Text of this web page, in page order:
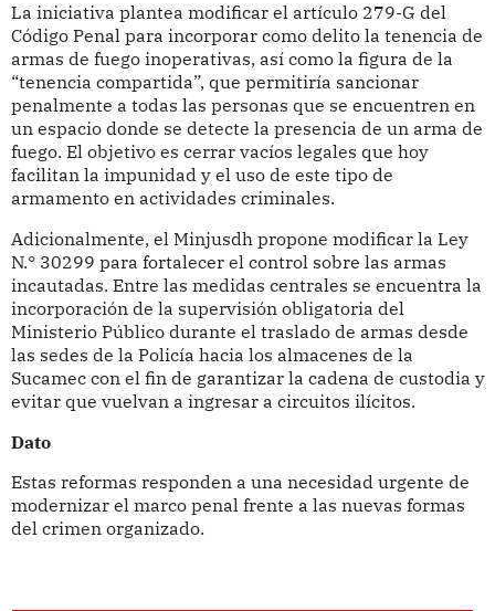
La iniciativa plantea modificar el artículo 279-G del
Código Penal para incorporar como delito la tenencia de
armas de fuego inoperativas, así como la figura de la
“tenencia compartida”, que permitiría sancionar
penalmente a todas las personas que se encuentren en
un espacio donde se detecte la presencia de un arma de
fuego. El objetivo es cerrar vacíos legales que hoy
facilitan la impunidad y el uso de este tipo de
armamento en actividades criminales.
Adicionalmente, el Minjusdh propone modificar la Ley
N.° 30299 para fortalecer el control sobre las armas
incautadas. Entre las medidas centrales se encuentra la
incorporación de la supervisión obligatoria del
Ministerio Público durante el traslado de armas desde
las sedes de la Policía hacia los almacenes de la
Sucamec con el fin de garantizar la cadena de custodia y
evitar que vuelvan a ingresar a circuitos ilícitos.
Dato
Estas reformas responden a una necesidad urgente de
modernizar el marco penal frente a las nuevas formas
del crimen organizado.